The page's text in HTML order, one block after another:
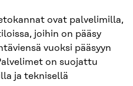
ovat palvelimilla,
joihin on pääsy
vuoksi pääsyyn
on suojattu
ja teknisellä